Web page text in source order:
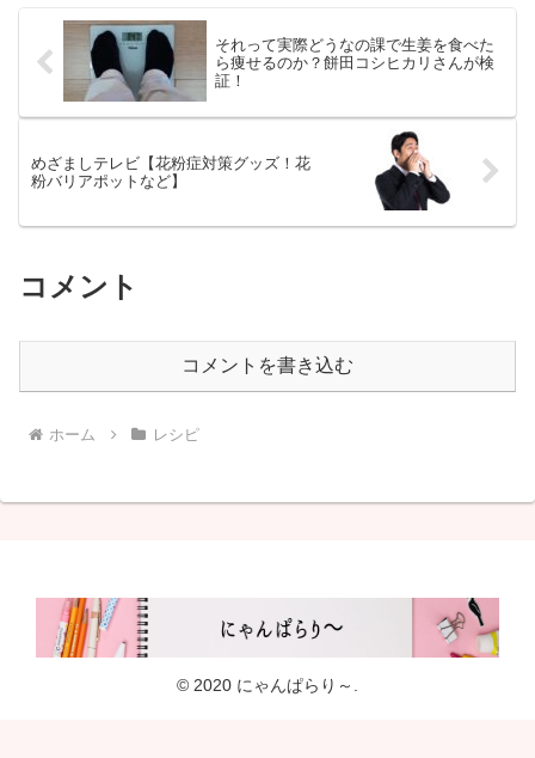
それって実際どうなの課で生姜を食べた
ら痩せるのか？餅田コシヒカリさんが検
証！
めざましテレビ【花粉症対策グッズ！花
粉バリアポットなど】
コメント
コメントを書き込む
ホーム レシピ
© 2020 にゃんぱらり～.